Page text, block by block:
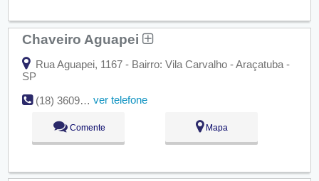
Chaveiro Aguapei
Rua Aguapei, 1167 - Bairro: Vila Carvalho - Araçatuba -
SP
(18) 3609-2100
ver telefone
Comente Mapa